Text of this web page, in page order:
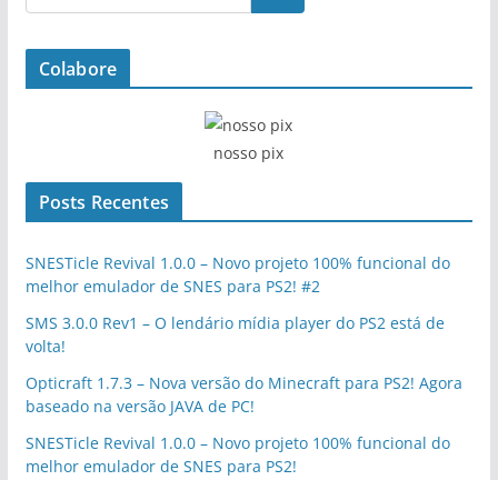
Colabore
nosso pix
Posts Recentes
SNESTicle Revival 1.0.0 – Novo projeto 100% funcional do
melhor emulador de SNES para PS2! #2
SMS 3.0.0 Rev1 – O lendário mídia player do PS2 está de
volta!
Opticraft 1.7.3 – Nova versão do Minecraft para PS2! Agora
baseado na versão JAVA de PC!
SNESTicle Revival 1.0.0 – Novo projeto 100% funcional do
melhor emulador de SNES para PS2!